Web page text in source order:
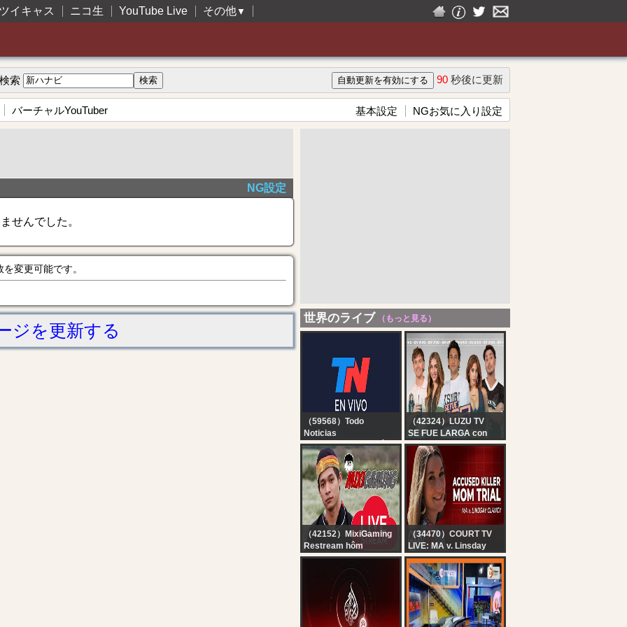
イキャス ニコ生 YouTube Live その他▼
検索 90 秒後に更新
バーチャルYouTuber 基本設定 NGお気に入り設定
NG設定
せんでした。
変更可能です。
ジを更新する
世界のライブ （もっと見る）
（59568）Todo
Noticias
TN EN VIVO - SEGUÍ LA
TRANSMISIÓN EN VIVO
DE TODO NOTICIAS
（42324）LUZU TV
SE FUE LARGA con
FERBO, BELU NEGRI,
DOMI FAENA Y TEO D
´ELIA | EN VIVO
（42152）MixiGaming
Restream hôm
qua...............
（34470）COURT TV
LIVE: MA v. Linsday
Clancy - Day 9 |
Accused Killer Mom
Trial